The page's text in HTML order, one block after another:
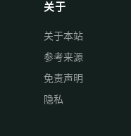
关于
关于本站
参考来源
免责声明
隐私